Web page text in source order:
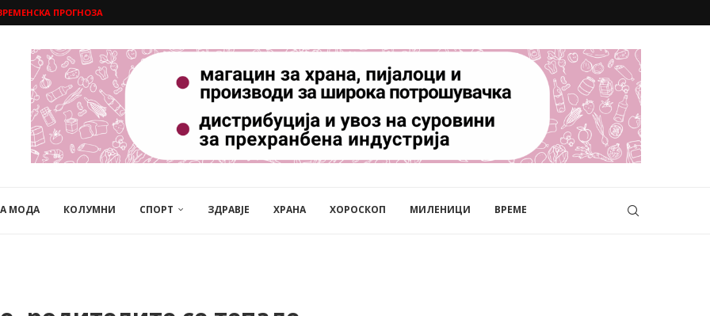
ПРОГНОЗА
МОДА КОЛУМНИ СПОРТ ЗДРАВЈЕ ХРАНА ХОРОСКОП МИЛЕНИЦИ ВРЕМЕ